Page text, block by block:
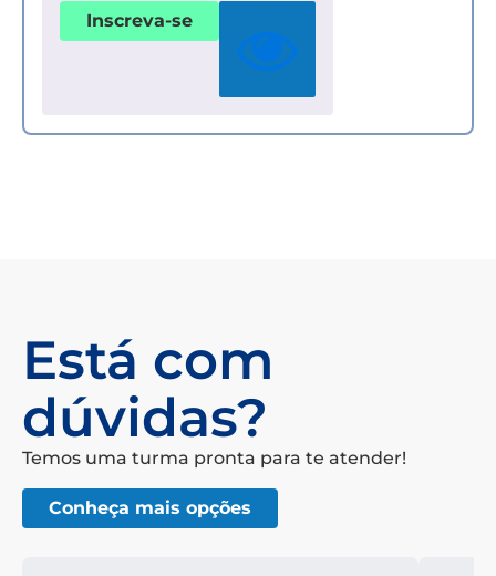
Inscreva-se
Está com
dúvidas?
Temos uma turma pronta para te atender!
Conheça mais opções